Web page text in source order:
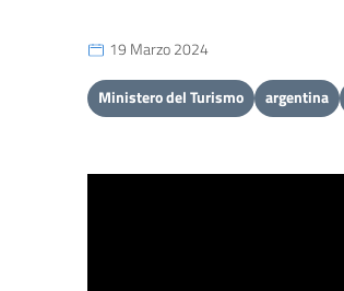
19 Marzo 2024
Ministero del Turismo argentina